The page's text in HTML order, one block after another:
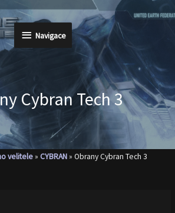
Navigace
Navigace
Cybran Tech 3
velitele»CYBRAN»Obrany Cybran Tech 3